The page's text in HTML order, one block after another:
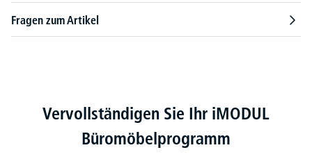
Fragen zum Artikel
Produktgalerie überspringen
Vervollständigen Sie Ihr iMODUL
Büromöbelprogramm